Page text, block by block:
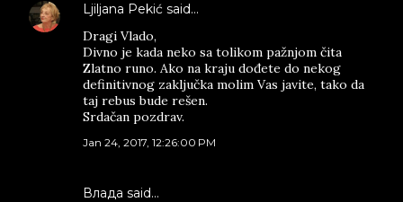
Ljiljana Pekić said…
Dragi Vlado,
Divno je kada neko sa tolikom pažnjom čita
Zlatno runo. Ako na kraju dođete do nekog
definitivnog zaključka molim Vas javite, tako da
taj rebus bude rešen.
Srdačan pozdrav.
Jan 24, 2017, 12:26:00 PM
Влада said…